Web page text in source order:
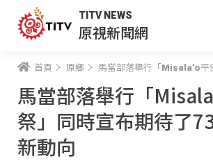
TITV NEWS
原視新聞網
首頁 原鄉 馬當部落舉行「Misala’o平安祭」同時宣
馬當部落舉行「
祭」同時宣布期待了
新動向